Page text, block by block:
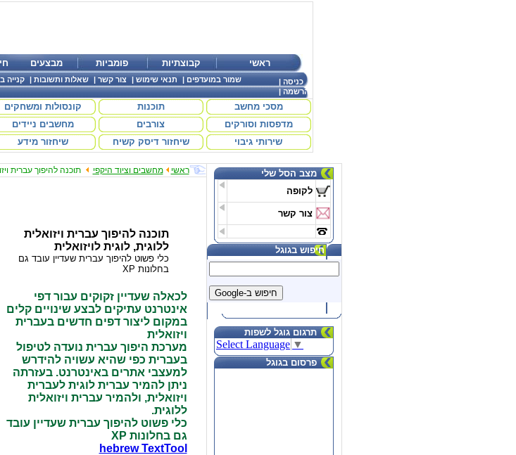
מבצעים פומביות קבוצתיות ראשי
שמור במועדפים | תנאי שימוש | צור קשר | שאלות ותשובות | קנייה כניסה |
הרשמה|
מסכי מחשב תוכנות קונסולות ומשחקים
מדפסות וסורקים
צורבים מחשבים ניידים
שירותי גיבוי
שיחזור דיסק קשיח שיחזור מידע
ראשי מחשבים וציוד היקפי תוכנה להיפוך עברית
מצב הסל שלי
לקופה
צור קשר
חיפוש בגוגל
תרגום גוגל לשפות
Select Language ▼
פרסום בגוגל
תוכנה להיפוך עברית ויזואלית
ללוגית, לוגית לויזואלית
כלי פשוט להיפוך עברית שעדיין עובד גם
בחלונות XP
לכאלה שעדיין זקוקים עבור דפי
אינטרנט עתיקים לבצע שינויים קלים
במקום ליצור דפים חדשים בעברית
ויזואלית
מערכת היפוך עברית נועדה לטיפול
בעברית כפי שהיא עשויה להידרש
למעצבי אתרים באינטרנט. בעזרתה
ניתן להמיר עברית לוגית לעברית
ויזואלית, ולהמיר עברית ויזואלית
ללוגית.
כלי פשוט להיפוך עברית שעדיין עובד
גם בחלונות XP
hebrew TextTool